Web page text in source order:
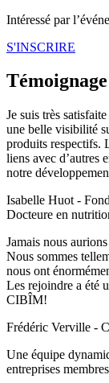
Intéressé par
S'INSCRIRE
Je suis très
une belle visibilité
produits respectifs.
liens avec d’autres
notre
Isabelle Huot -
Docteure en
Jamais nous
Nous sommes
nous ont
Les rejoindre a été
CIBÎM!
Frédéric Verville -
Une équipe
entreprises